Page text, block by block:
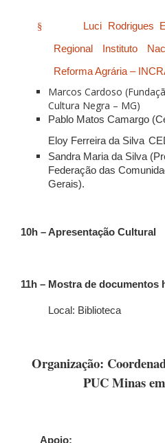
§ Luci Rodrigues
Regional Instituto
Reforma Agrária –
Marcos Cardoso
Cultura Negra – MG)
Pablo Matos Camargo
Eloy Ferreira da Silva
Sandra Maria da Silva
Federação das
Gerais).
10h – Apresentação Cultural
11h – Mostra de documentos
Local: Biblioteca
Organização:
PUC Minas
Apoio: